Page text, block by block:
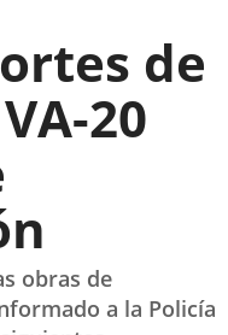
de
20
obras de
a la Policía